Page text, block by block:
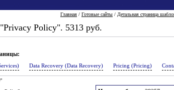
Главная / Готовые сайты / Детальная страница
Policy". 5313 руб.
Data Recovery (Data Recovery) Pricing (Pricing)